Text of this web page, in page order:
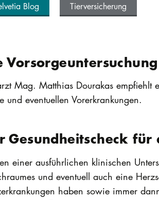
Blog Tierversicherung
Mag. Matthias Dourakas
und eventuellen Vorerkrankungen.
Gesundheitscheck
einer ausführlichen klinischen
und eventuell auch eine
haben sowie immer